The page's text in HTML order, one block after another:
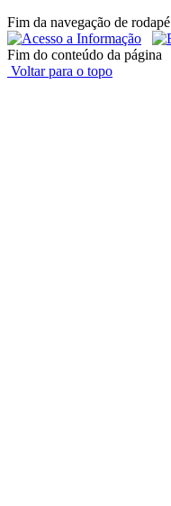
Fim da navegação de rodapé
Fim do conteúdo da página
Voltar para o topo